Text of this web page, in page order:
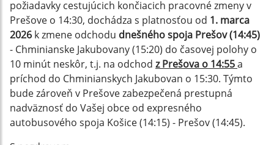
požiadavky cestujúcich končiacich pracovné zmeny v
Prešove o 14:30, dochádza s platnosťou od 1. marca
2026 k zmene odchodu dnešného spoja Prešov (14:45)
- Chminianske Jakubovany (15:20) do časovej polohy o
10 minút neskôr, t.j. na odchod z Prešova o 14:55a
príchod do Chminianskych Jakubovan o 15:30. Týmto
bude zároveň v Prešove zabezpečená prestupná
nadväznosť do Vašej obce od expresného
autobusového spoja Košice (14:15) - Prešov (14:45).